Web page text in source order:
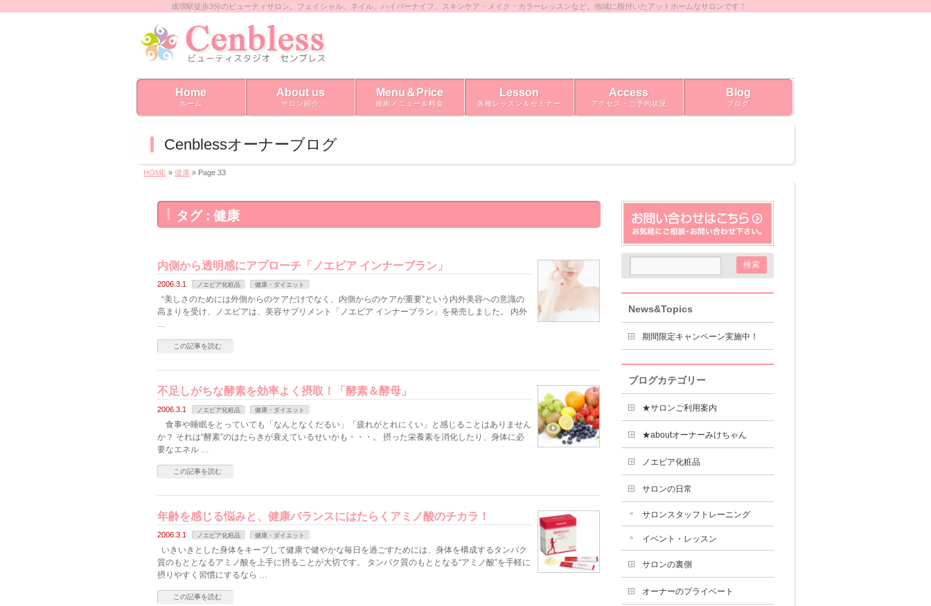
成増駅徒歩3分のビューティサロン。フェイシャル、ネイル、ハイパーナイフ、スキンケア・メイク・カラーレッスンなど。地域に根付いたアットホームなサロンです！
Home
ホーム
About us
サロン紹介
Menu＆Price
施術メニュー＆料金
Lesson
各種レッスン＆セミナー
Access
アクセス・ご予約状況
Blog
ブログ
Cenblessオーナーブログ
HOME » 健康 » Page 33
タグ : 健康
内側から透明感にアプローチ「ノエビア インナーブラン」
2006.3.1 ノエビア化粧品 健康・ダイエット
“美しさのためには外側からのケアだけでなく、内側からのケアが重要”という内外美容への意識の
高まりを受け、ノエビアは、美容サプリメント「ノエビア インナーブラン」を発売しました。 内外
…
この記事を読む
不足しがちな酵素を効率よく摂取！「酵素＆酵母」
2006.3.1 ノエビア化粧品 健康・ダイエット
食事や睡眠をとっていても「なんとなくだるい」「疲れがとれにくい」と感じることはありません
か？ それは“酵素”のはたらきが衰えているせいかも・・・。 摂った栄養素を消化したり、身体に必
要なエネル …
この記事を読む
年齢を感じる悩みと、健康バランスにはたらくアミノ酸のチカラ！
2006.3.1 ノエビア化粧品 健康・ダイエット
いきいきとした身体をキープして健康で健やかな毎日を過ごすためには、身体を構成するタンパク
質のもととなるアミノ酸を上手に摂ることが大切です。 タンパク質のもととなる“アミノ酸”を手軽に
摂りやすく習慣にするなら …
この記事を読む
News&Topics
期間限定キャンペーン実施中！
ブログカテゴリー
★サロンご利用案内
★aboutオーナーみけちゃん
ノエビア化粧品
サロンの日常
サロンスタッフトレーニング
イベント・レッスン
サロンの裏側
オーナーのプライベート